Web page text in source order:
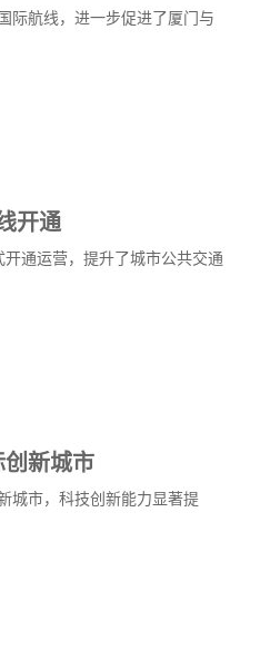
际航线，进一步促进了厦门与
开通
通运营，提升了城市公共交通
新城市
城市，科技创新能力显著提